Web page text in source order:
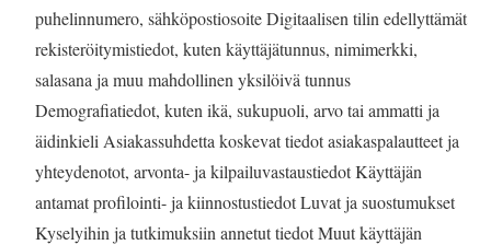
puhelinnumero, sähköpostiosoite Digitaalisen tilin edellyttämät
rekisteröitymistiedot, kuten käyttäjätunnus, nimimerkki,
salasana ja muu mahdollinen yksilöivä tunnus
Demografiatiedot, kuten ikä, sukupuoli, arvo tai ammatti ja
äidinkieli Asiakassuhdetta koskevat tiedot asiakaspalautteet ja
yhteydenotot, arvonta- ja kilpailuvastaustiedot Käyttäjän
antamat profilointi- ja kiinnostustiedot Luvat ja suostumukset
Kyselyihin ja tutkimuksiin annetut tiedot Muut käyttäjän